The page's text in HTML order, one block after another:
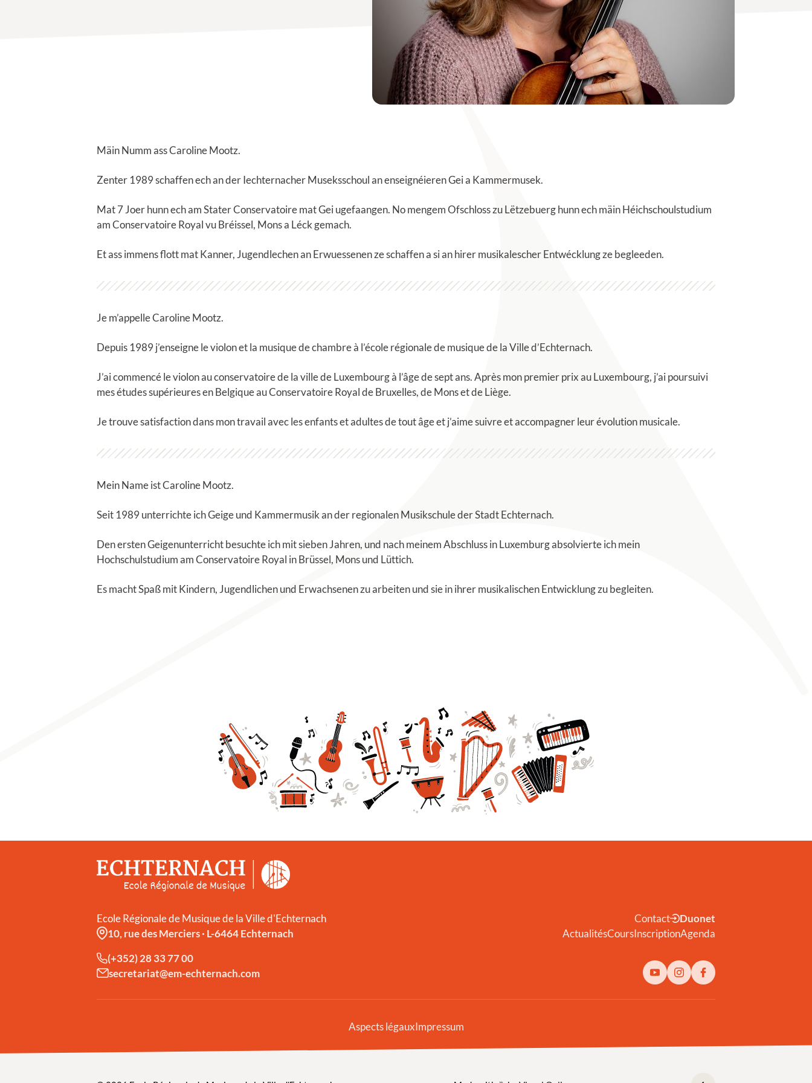
Mäin Numm ass Caroline Mootz.
Zenter 1989 schaffen ech an der Iechternacher Museksschoul an enseignéieren Gei a Kammermusek.
Mat 7 Joer hunn ech am Stater Conservatoire mat Gei ugefaangen. No mengem Ofschloss zu Lëtzebuerg hunn ech mäin Héichschoulstudium
am Conservatoire Royal vu Bréissel, Mons a Léck gemach.
Et ass immens flott mat Kanner, Jugendlechen an Erwuessenen ze schaffen a si an hirer musikalescher Entwécklung ze begleeden.
Je m’appelle Caroline Mootz.
Depuis 1989 j’enseigne le violon et la musique de chambre à l’école régionale de musique de la Ville d’Echternach.
J’ai commencé le violon au conservatoire de la ville de Luxembourg à l’âge de sept ans. Après mon premier prix au Luxembourg, j’ai poursuivi
mes études supérieures en Belgique au Conservatoire Royal de Bruxelles, de Mons et de Liège.
Je trouve satisfaction dans mon travail avec les enfants et adultes de tout âge et j’aime suivre et accompagner leur évolution musicale.
Mein Name ist Caroline Mootz.
Seit 1989 unterrichte ich Geige und Kammermusik an der regionalen Musikschule der Stadt Echternach.
Den ersten Geigenunterricht besuchte ich mit sieben Jahren, und nach meinem Abschluss in Luxemburg absolvierte ich mein
Hochschulstudium am Conservatoire Royal in Brüssel, Mons und Lüttich.
Es macht Spaß mit Kindern, Jugendlichen und Erwachsenen zu arbeiten und sie in ihrer musikalischen Entwicklung zu begleiten.
Ecole Régionale de Musique de la Ville d'Echternach
10, rue des Merciers· L-6464 Echternach
(+352) 28 33 77 00
secretariat@em-echternach.com
Contact
Duonet
ActualitésCoursInscriptionAgenda
Aspects légauxImpressum